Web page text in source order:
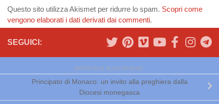
Questo sito utilizza Akismet per ridurre lo spam. Scopri come
vengono elaborati i dati derivati dai commenti.
SEGUICI:
ARTICOLO SUCCESSIVO
Principato di Monaco: un invito alla preghiera dalla
Diocesi monegasca